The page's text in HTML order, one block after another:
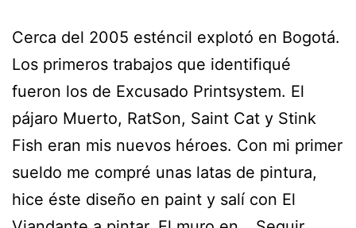
Cerca del 2005 esténcil explotó en Bogotá.
Los primeros trabajos que identifiqué
fueron los de Excusado Printsystem. El
pájaro Muerto, RatSon, Saint Cat y Stink
Fish eran mis nuevos héroes. Con mi primer
sueldo me compré unas latas de pintura,
hice éste diseño en paint y salí con El